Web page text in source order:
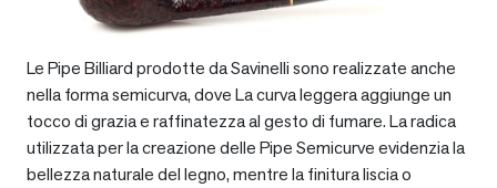
Le Pipe Billiard prodotte da Savinelli sono realizzate anche
nella forma semicurva, dove La curva leggera aggiunge un
tocco di grazia e raffinatezza al gesto di fumare. La radica
utilizzata per la creazione delle Pipe Semicurve evidenzia la
bellezza naturale del legno, mentre la finitura liscia o